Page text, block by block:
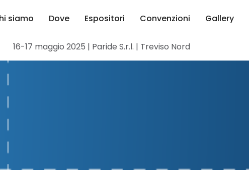
siamo Dove Espositori Convenzioni Gallery
16-17 maggio 2025 | Paride S.r.l. | Treviso Nord